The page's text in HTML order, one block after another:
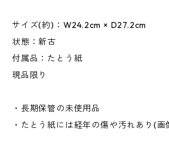
サイズ(約)：W24.2cm × D27.2cm
状態：新古
付属品：たとう紙
現品限り
・長期保管の未使用品
・たとう紙には経年の傷や汚れあり(画